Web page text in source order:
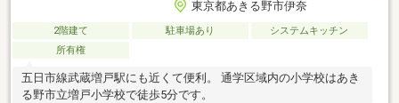
東京都あきる野市伊奈
2階建て 駐車場あり
システムキッチン
所有権
五日市線武蔵増戸駅にも近くて便利。 通学区域内の小学校はあき
る野市立増戸小学校で徒歩5分です。